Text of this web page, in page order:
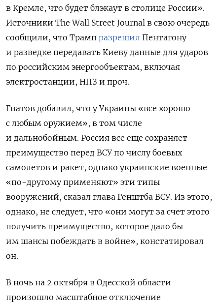
в Кремле, что будет блэкаут в столице России».
Источники The Wall Street Journal в свою очередь
сообщили, что Трамп разрешил Пентагону
и разведке передавать Киеву данные для ударов
по российским энергообъектам, включая
электростанции, НПЗ и проч.
Гнатов добавил, что у Украины «все хорошо
с любым оружием», в том числе
и дальнобойным. Россия все еще сохраняет
преимущество перед ВСУ по числу боевых
самолетов и ракет, однако украинские военные
«по-другому применяют» эти типы
вооружений, сказал глава Генштба ВСУ. Из этого,
однако, не следует, что «они могут за счет этого
получить преимущество, которое дало бы
им шансы побеждать в войне», констатировал
он.
В ночь на 2 октября в Одесской области
произошло масштабное отключение